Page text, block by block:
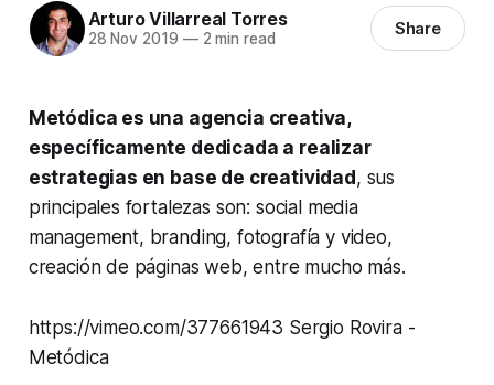
Arturo Villarreal Torres
28 Nov 2019 —2 min read Share
Metódica es una agencia creativa,
específicamente dedicada a realizar
estrategias en base de creatividad, sus
principales fortalezas son: social media
management, branding, fotografía y video,
creación de páginas web, entre mucho más.
https://vimeo.com/377661943 Sergio Rovira -
Metódica